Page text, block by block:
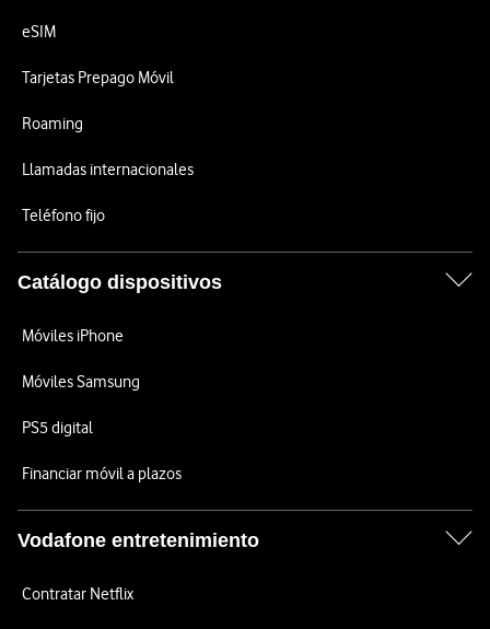
eSIM
Tarjetas Prepago Móvil
Roaming
Llamadas internacionales
Teléfono fijo
Catálogo dispositivos
Móviles iPhone
Móviles Samsung
PS5 digital
Financiar móvil a plazos
Vodafone entretenimiento
Contratar Netflix